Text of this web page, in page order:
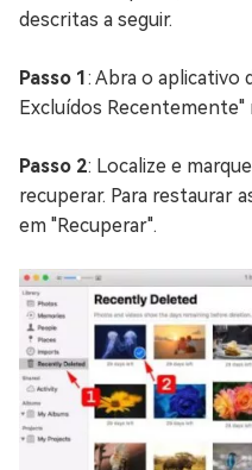
descritas a seguir.
Passo 1: Abra o aplicativo
Excluídos Recentemente"
Passo 2: Localize e
recuperar. Para restaurar
em "Recuperar".